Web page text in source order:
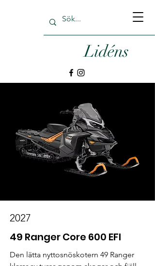
Lidéns
2027
49 Ranger Core 600 EFI
Den lätta nyttosnöskotern 49 Ranger